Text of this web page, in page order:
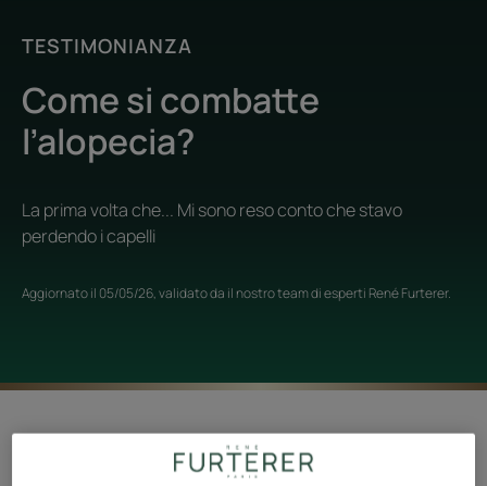
TESTIMONIANZA
Come si combatte
l’alopecia?
La prima volta che... Mi sono reso conto che stavo
perdendo i capelli
Aggiornato il 05/05/26, validato da il nostro team di esperti René Furterer.